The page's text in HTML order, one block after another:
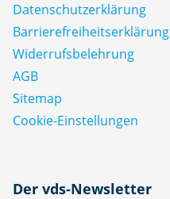
Datenschutz­erklärung
Barrierefreiheitserklärung
Widerrufsbelehrung
AGB
Sitemap
Cookie-Einstellungen
Der vds-Newsletter
N